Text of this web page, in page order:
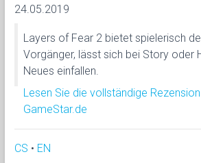
24.05.2019
Layers of Fear 2 bietet spielerisch
Vorgänger, lässt sich bei Story oder
Neues einfallen.
Lesen Sie die vollständige
GameStar.de
CS • EN